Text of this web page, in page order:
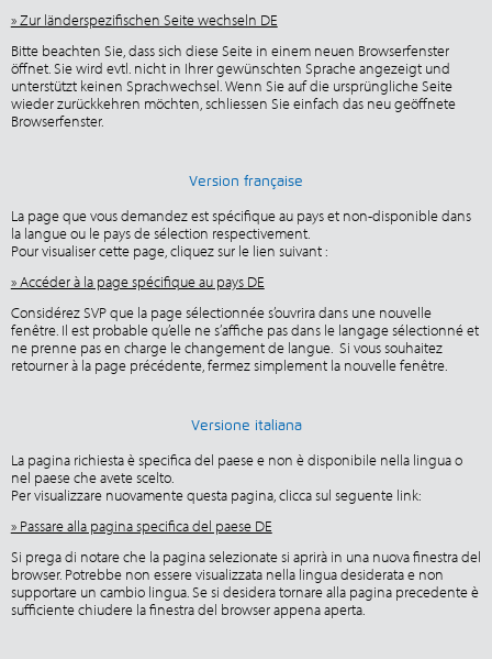
» Zur länderspezifischen Seite wechseln DE
Bitte beachten Sie, dass sich diese Seite in einem neuen Browserfenster
öffnet. Sie wird evtl. nicht in Ihrer gewünschten Sprache angezeigt und
unterstützt keinen Sprachwechsel. Wenn Sie auf die ursprüngliche Seite
wieder zurückkehren möchten, schliessen Sie einfach das neu geöffnete
Browserfenster.
Version française
La page que vous demandez est spécifique au pays et non-disponible dans
la langue ou le pays de sélection respectivement.
Pour visualiser cette page, cliquez sur le lien suivant :
» Accéder à la page spécifique au pays DE
Considérez SVP que la page sélectionnée s’ouvrira dans une nouvelle
fenêtre. Il est probable qu’elle ne s’affiche pas dans le langage sélectionné et
ne prenne pas en charge le changement de langue. Si vous souhaitez
retourner à la page précédente, fermez simplement la nouvelle fenêtre.
Versione italiana
La pagina richiesta è specifica del paese e non è disponibile nella lingua o
nel paese che avete scelto.
Per visualizzare nuovamente questa pagina, clicca sul seguente link:
» Passare alla pagina specifica del paese DE
Si prega di notare che la pagina selezionate si aprirà in una nuova finestra del
browser. Potrebbe non essere visualizzata nella lingua desiderata e non
supportare un cambio lingua. Se si desidera tornare alla pagina precedente è
sufficiente chiudere la finestra del browser appena aperta.